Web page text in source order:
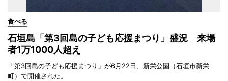
食べる
石垣島「第3回島の子ども応援まつり」盛況 来場
者1万1000人超え
「第3回島の子ども応援まつり」が6月22日、新栄公園（石垣市新栄
町）で開催された。